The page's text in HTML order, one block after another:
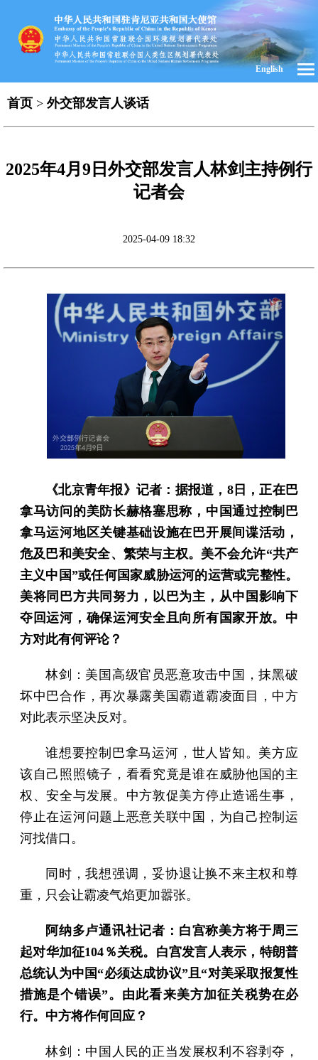
English
首页 > 外交部发言人谈话
2025年4月9日外交部发言人林剑主持例行
记者会
2025-04-09 18:32
《北京青年报》记者：据报道，8日，正在巴
拿马访问的美防长赫格塞思称，中国通过控制巴
拿马运河地区关键基础设施在巴开展间谍活动，
危及巴和美安全、繁荣与主权。美不会允许“共产
主义中国”或任何国家威胁运河的运营或完整性。
美将同巴方共同努力，以巴为主，从中国影响下
夺回运河，确保运河安全且向所有国家开放。中
方对此有何评论？
林剑：美国高级官员恶意攻击中国，抹黑破
坏中巴合作，再次暴露美国霸道霸凌面目，中方
对此表示坚决反对。
谁想要控制巴拿马运河，世人皆知。美方应
该自己照照镜子，看看究竟是谁在威胁他国的主
权、安全与发展。中方敦促美方停止造谣生事，
停止在运河问题上恶意关联中国，为自己控制运
河找借口。
同时，我想强调，妥协退让换不来主权和尊
重，只会让霸凌气焰更加嚣张。
阿纳多卢通讯社记者：白宫称美方将于周三
起对华加征104％关税。白宫发言人表示，特朗普
总统认为中国“必须达成协议”且“对美采取报复性
措施是个错误”。由此看来美方加征关税势在必
行。中方将作何回应？
林剑：中国人民的正当发展权利不容剥夺，